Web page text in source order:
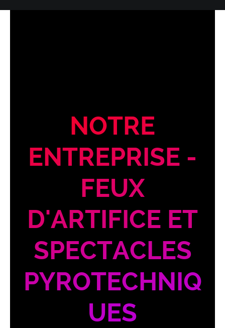
NOTRE
ENTREPRISE -
FEUX
D'ARTIFICE ET
SPECTACLES
PYROTECHNIQ
UES